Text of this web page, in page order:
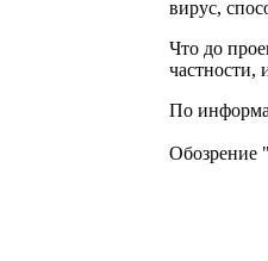
вирус,
Что до
частности,
По
Обозрение